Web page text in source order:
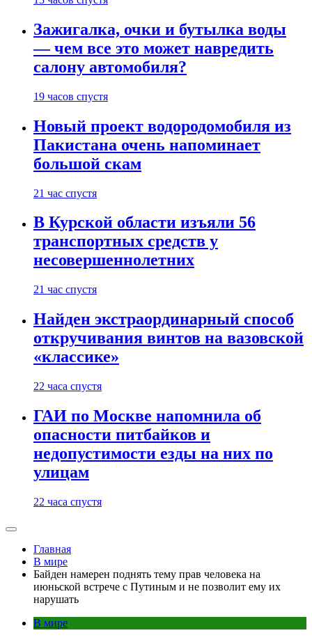
Зажигалка, очки и бутылка воды
— чем все это может навредить
салону автомобиля?
19 часов спустя
Новый проект водородомобиля из
Пакистана очень напоминает
большой скам
21 час спустя
В Курской области изъяли 56
транспортных средств у
несовершеннолетних
21 час спустя
Найден экстраординарный способ
откручивания винтов на вазовской
«классике»
22 часа спустя
ГАИ по Москве напомнила об
опасности питбайков и
недопустимости езды на них по
улицам
22 часа спустя
Главная
В мире
Байден намерен поднять тему прав человека на
июньской встрече с Путиным и не позволит ему их
нарушать
В мире